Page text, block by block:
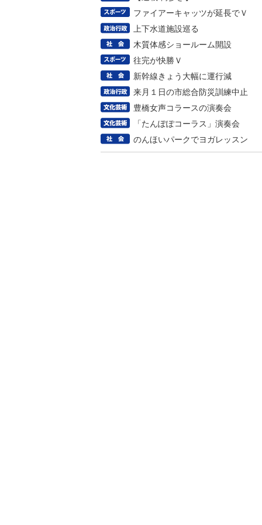
ファイアーキャッツが延長でＶ
上下水道施設巡る
木質体感ショールーム開設
往完が快勝Ｖ
新幹線きょう大幅に運行減
来月１日の市総合防災訓練中止
豊橋女声コラースの演奏会
「たんぽぽコーラス」演奏会
のんほいパークでヨガレッスン